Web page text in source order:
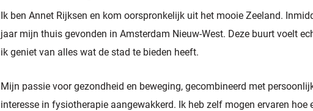
Ik ben Annet Rijksen en kom oorspronkelijk uit het mooie Zeeland.
jaar mijn thuis gevonden in Amsterdam Nieuw-West. Deze buurt voelt
ik geniet van alles wat de stad te bieden heeft.
Mijn passie voor gezondheid en beweging, gecombineerd met
interesse in fysiotherapie aangewakkerd. Ik heb zelf mogen ervaren